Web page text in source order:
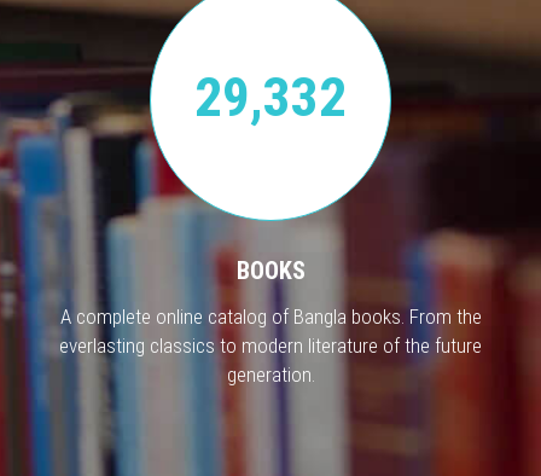
29,332
BOOKS
A complete online catalog of Bangla books. From the
everlasting classics to modern literature of the future
generation.